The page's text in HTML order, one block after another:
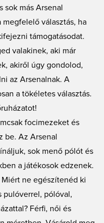
sok más Arsenal
választás, ha
támogatásodat.
valakinek, aki már
akiről úgy gondolod,
az Arsenalnak. A
a tökéletes választás.
focimezeket és
be. Az Arsenal
sok menő pólót és
a játékosok edzenek.
ne egészítenéd ki
pulóverrel, pólóval,
Férfi, női és